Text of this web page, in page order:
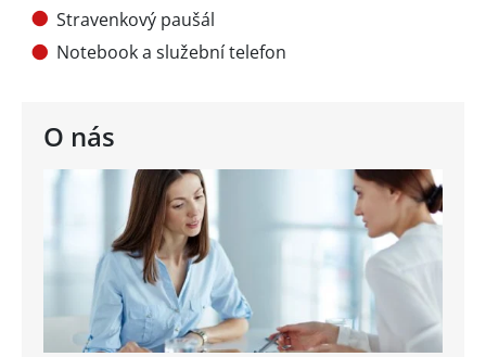
O nás
Stravenkový paušál
Notebook a služební telefon